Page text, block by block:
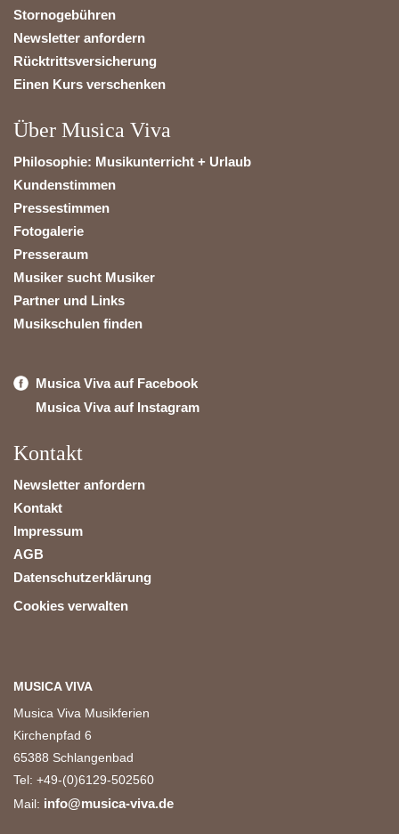
Stornogebühren
Newsletter anfordern
Rücktrittsversicherung
Einen Kurs verschenken
Über Musica Viva
Philosophie: Musikunterricht + Urlaub
Kundenstimmen
Pressestimmen
Fotogalerie
Presseraum
Musiker sucht Musiker
Partner und Links
Musikschulen finden
Musica Viva auf Facebook
Musica Viva auf Instagram
Kontakt
Newsletter anfordern
Kontakt
Impressum
AGB
Datenschutzerklärung
Cookies verwalten
MUSICA VIVA
Musica Viva Musikferien
Kirchenpfad 6
65388 Schlangenbad
Tel: +49-(0)6129-502560
Mail: info@musica-viva.de